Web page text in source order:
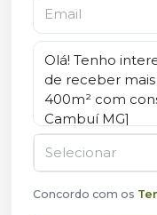
Selecionar
Concordo com os